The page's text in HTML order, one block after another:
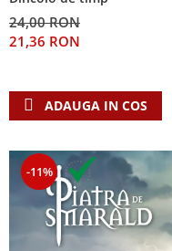
24,00 RON
21,36 RON
ADAUGA IN COS
-11%